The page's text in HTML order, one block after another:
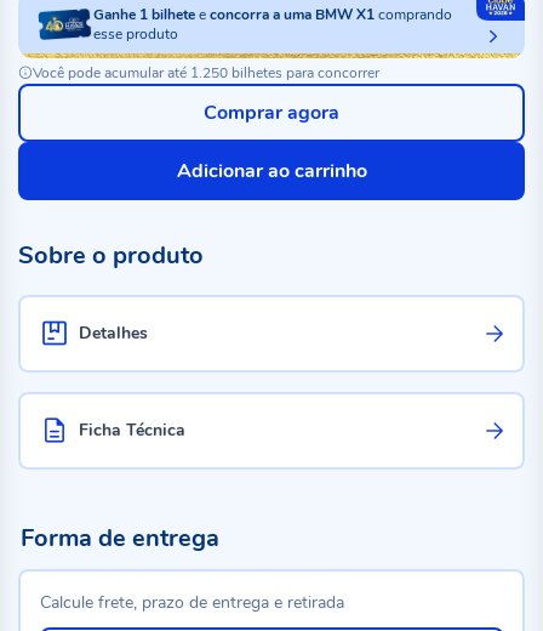
Ganhe 1bilheteeconcorra a uma BMW X1comprando
esse produto
Você pode acumular até 1.250 bilhetes para concorrer
Adicionar ao carrinho
Comprar agora
Sobre o produto
Detalhes
Ficha Técnica
Forma de entrega
Calcule frete, prazo de entrega e retirada